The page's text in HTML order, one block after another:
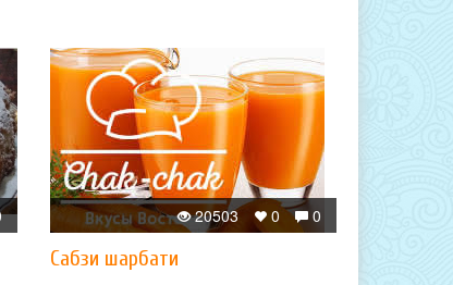
0
0
20503
Сабзи шарбати